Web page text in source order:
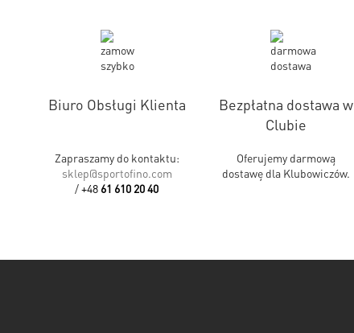
Biuro Obsługi Klienta
Zapraszamy do kontaktu:
sklep@sportofino.com
/+48 61 610 20 40
Bezpłatna dostawa w
Clubie
Oferujemy darmową
dostawę dla Klubowiczów.